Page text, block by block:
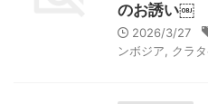
のお誘い￼
2026/3/27
ンボジア
クラ